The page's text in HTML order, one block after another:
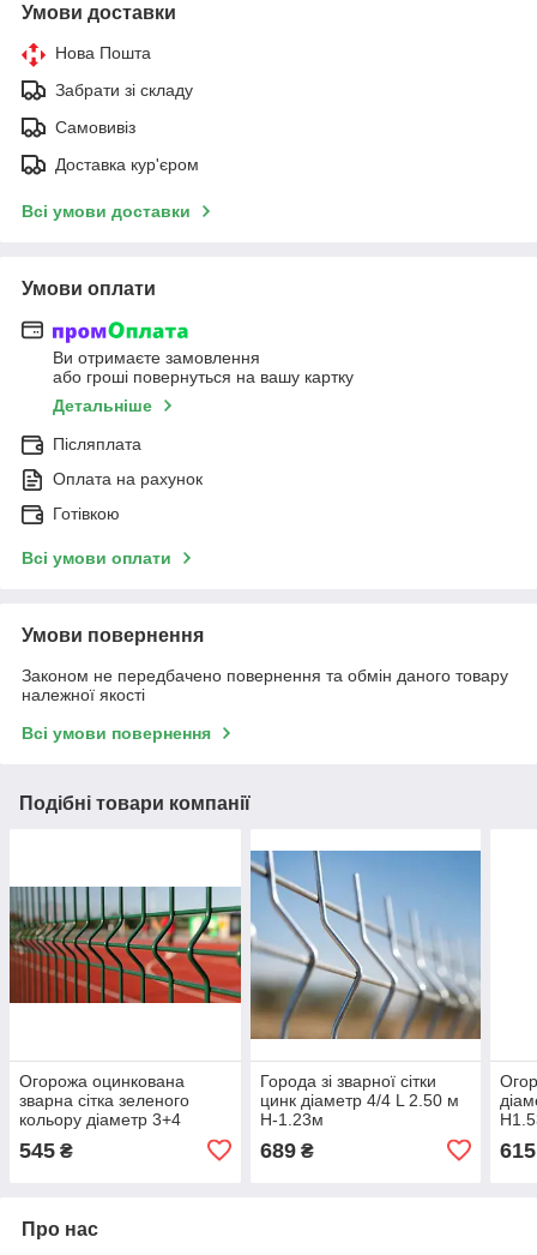
Умови доставки
Нова Пошта
Забрати зі складу
Самовивіз
Доставка кур'єром
Всі умови доставки
Умови оплати
Ви отримаєте замовлення
або гроші повернуться на вашу картку
Детальніше
Післяплата
Оплата на рахунок
Готівкою
Всі умови оплати
Умови повернення
Законом не передбачено повернення та обмін даного товару
належної якості
Всі умови повернення
Подібні товари компанії
Огорожа оцинкована
зварна сітка зеленого
кольору діаметр 3+4
545 ₴
Города зі зварної сітки
цинк діаметр 4/4 L 2.50 м
H-1.23м
689₴ 615
Про нас